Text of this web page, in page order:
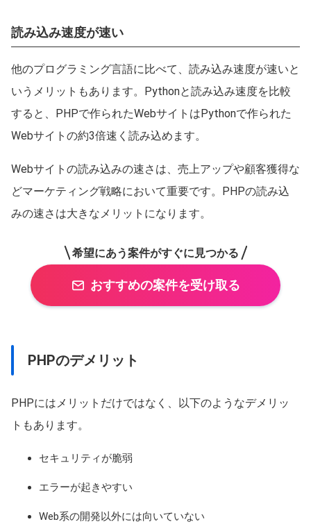
読み込み速度が速い
他のプログラミング言語に比べて、読み込み速度が速いと
いうメリットもあります。Pythonと読み込み速度を比較
すると、PHPで作られたWebサイトはPythonで作られた
Webサイトの約3倍速く読み込めます。
Webサイトの読み込みの速さは、売上アップや顧客獲得な
どマーケティング戦略において重要です。PHPの読み込
みの速さは大きなメリットになります。
希望にあう案件がすぐに見つかる
おすすめの案件を受け取る
PHPのデメリット
PHPにはメリットだけではなく、以下のようなデメリッ
トもあります。
セキュリティが脆弱
エラーが起きやすい
Web系の開発以外には向いていない